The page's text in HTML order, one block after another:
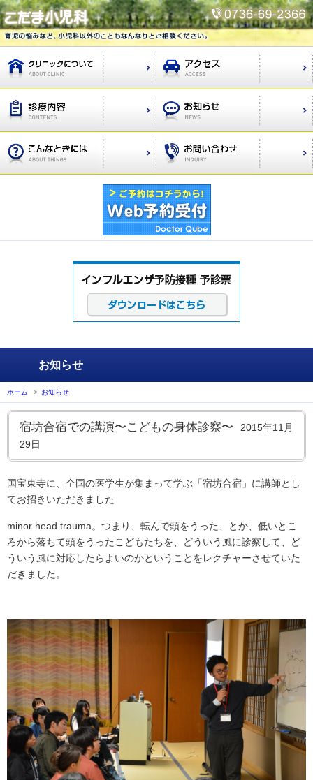
お知らせ
ホーム > お知らせ
宿坊合宿での講演〜こどもの身体診察〜
2015年11月
29日
国宝東寺に、全国の医学生が集まって学ぶ「宿坊合宿」に講師とし
てお招きいただきました
minor head trauma。つまり、転んで頭をうった、とか、低いとこ
ろから落ちて頭をうったこどもたちを、どういう風に診察して、ど
ういう風に対応したらよいのかということをレクチャーさせていた
だきました。